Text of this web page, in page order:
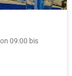
09:00 bis